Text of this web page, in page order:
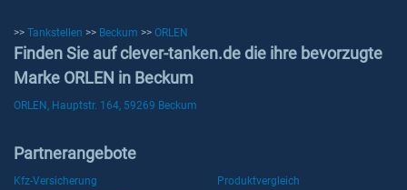
>> Tankstellen >> Beckum >> ORLEN
Finden Sie auf clever-tanken.de die ihre bevorzugte
Marke ORLEN in Beckum
ORLEN, Hauptstr. 164, 59269 Beckum
Partnerangebote
Kfz-Versicherung
Produktvergleich